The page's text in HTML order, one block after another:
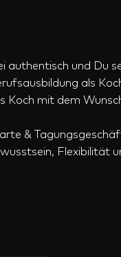
authentisch und Du
als
Koch mit dem
&
Flexibilität